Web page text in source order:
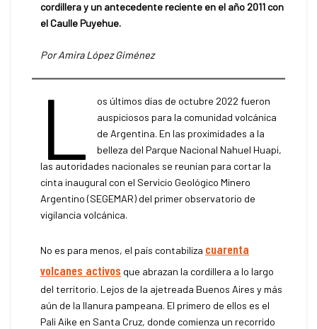
cordillera y un antecedente reciente en el año 2011 con
el Caulle Puyehue.
Por Amira López Giménez
L
os últimos días de octubre 2022 fueron
auspiciosos para la comunidad volcánica
de Argentina. En las proximidades a la
belleza del Parque Nacional Nahuel Huapi,
las autoridades nacionales se reunían para cortar la
cinta inaugural con el Servicio Geológico Minero
Argentino (SEGEMAR) del primer observatorio de
vigilancia volcánica.
No es para menos, el país contabiliza cuarenta
volcanes activos que abrazan la cordillera a lo largo
del territorio. Lejos de la ajetreada Buenos Aires y más
aún de la llanura pampeana. El primero de ellos es el
Pali Aike en Santa Cruz, donde comienza un recorrido